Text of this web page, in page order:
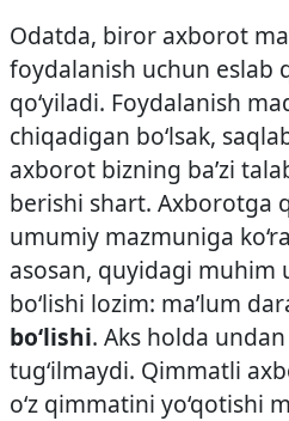
Odatda, biror axborot
foydalanish uchun eslab
qo‘yiladi. Foydalanish
chiqadigan bo‘lsak,
axborot bizning ba’zi
berishi shart. Axborotga
umumiy mazmuniga
asosan, quyidagi muhim
bo‘lishi lozim: ma’lum
bo‘lishi. Aks holda
tug‘ilmaydi. Qimmatli
o‘z qimmatini yo‘qotishi